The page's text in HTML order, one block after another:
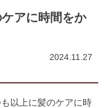
アに時間をか
2024.11.27
以上に髪のケアに時